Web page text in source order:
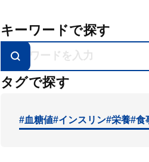
キーワードで探す
タグで探す
#血糖値#インスリン#栄養#食